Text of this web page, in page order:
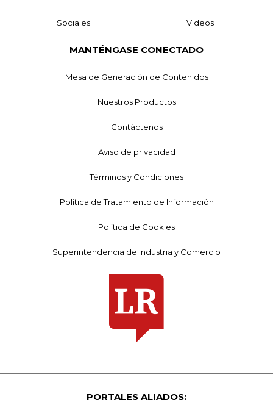
Sociales Videos
MANTÉNGASE CONECTADO
Mesa de Generación de Contenidos
Nuestros Productos
Contáctenos
Aviso de privacidad
Términos y Condiciones
Política de Tratamiento de Información
Política de Cookies
Superintendencia de Industria y Comercio
PORTALES ALIADOS: